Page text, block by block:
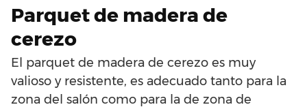
Parquet de madera de
cerezo
El parquet de madera de cerezo es muy
valioso y resistente, es adecuado tanto para la
zona del salón como para la de zona de